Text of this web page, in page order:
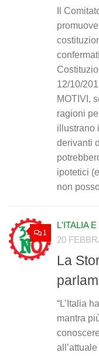
Il
12/10/
MOTIVI,
ragioni
illustrano
derivanti
ipotetici
non
1
L'ITALIA
20
La
“L’Italia
mantra